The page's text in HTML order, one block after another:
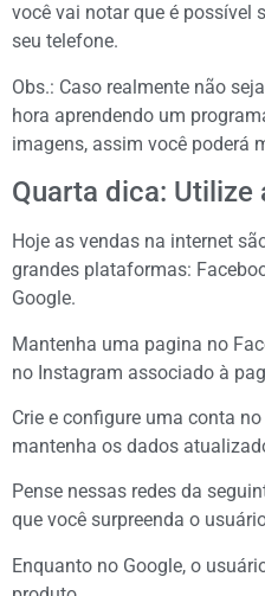
você vai notar que é
seu telefone.
Obs.: Caso realmente não
hora aprendendo um
imagens, assim você poderá
Quarta dica: Utilize
Hoje as vendas na internet
grandes plataformas:
Google.
Mantenha uma pagina no
no Instagram associado à
Crie e configure uma conta no
mantenha os dados
Pense nessas redes da
que você surpreenda o
Enquanto no Google, o